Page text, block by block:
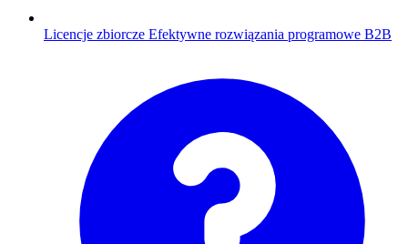
Licencje zbiorcze Efektywne rozwiązania programowe B2B